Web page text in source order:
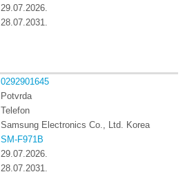
29.07.2026.
28.07.2031.
0292901645
Potvrda
Telefon
Samsung Electronics Co., Ltd. Korea
SM-F971B
29.07.2026.
28.07.2031.